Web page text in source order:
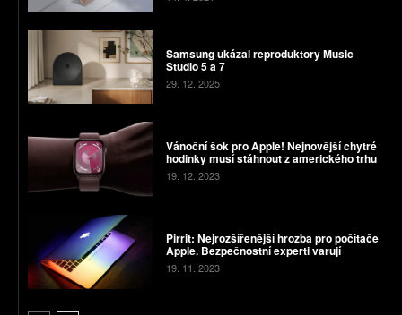
Samsung ukázal reproduktory Music
Studio 5 a 7
29. 12. 2025
Vánoční šok pro Apple! Nejnovější chytré
hodinky musí stáhnout z amerického trhu
19. 12. 2023
Pirrit: Nejrozšířenější hrozba pro počítače
Apple. Bezpečnostní experti varují
19. 11. 2023